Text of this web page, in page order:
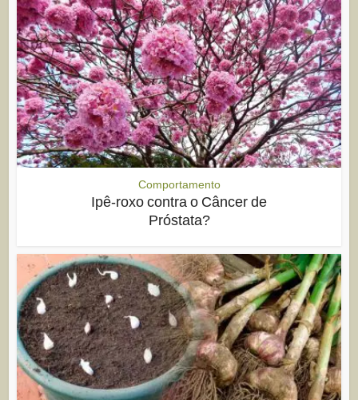
Comportamento
Ipê-roxo contra o Câncer de
Próstata?